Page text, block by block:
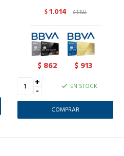
$1.014 $1.193
$ 862 $ 913
+
- EN STOCK